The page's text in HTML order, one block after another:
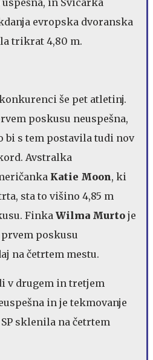
in Švicarka
evropska dvoranska
trikrat 4,80 m.
še pet atletinj.
poskusu neuspešna,
bi s tem postavila tudi nov
Avstralka
Katie Moon, ki
sta to višino 4,85 m
Finka Wilma Murto je
poskusu
na četrtem mestu.
v drugem in tretjem
in je tekmovanje
sklenila na četrtem